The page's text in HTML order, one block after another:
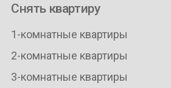
Снять квартиру
1-комнатные квартиры
2-комнатные квартиры
3-комнатные квартиры